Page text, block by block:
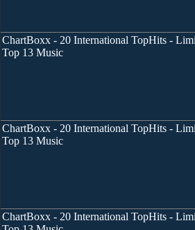
ChartBoxx - 20 International TopHits -
Top 13 Music
ChartBoxx - 20 International TopHits -
Top 13 Music
ChartBoxx - 20 International TopHits -